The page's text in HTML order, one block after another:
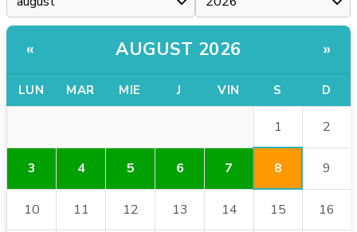
« AUGUST 2026 »
LUN MAR MIE J VIN S D
1 2
3 4 5 6 7 8 9
10 11 12 13 14 15 16